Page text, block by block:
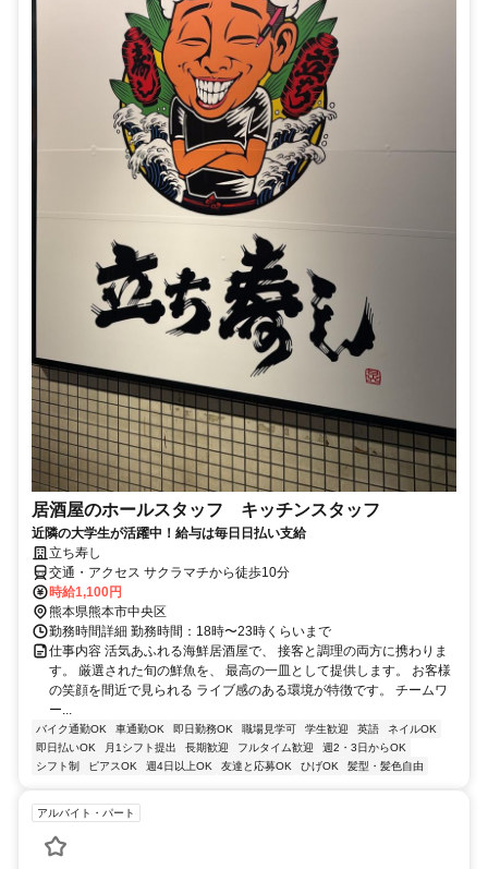
居酒屋のホールスタッフ キッチンスタッフ
近隣の大学生が活躍中！給与は毎日日払い支給
立ち寿し
交通・アクセス サクラマチから徒歩10分
時給1,100円
熊本県熊本市中央区
勤務時間詳細 勤務時間：18時〜23時くらいまで
仕事内容 活気あふれる海鮮居酒屋で、 接客と調理の両方に携わりま
す。 厳選された旬の鮮魚を、 最高の一皿として提供します。 お客様
の笑顔を間近で見られる ライブ感のある環境が特徴です。 チームワ
ー...
バイク通勤OK 車通勤OK 即日勤務OK 職場見学可 学生歓迎 英語
ネイルOK
即日払いOK
月1シフト提出 長期歓迎 フルタイム歓迎
週2・3日からOK
シフト制
ピアスOK 週4日以上OK 友達と応募OK ひげOK 髪型・髪色自由
アルバイト・パート